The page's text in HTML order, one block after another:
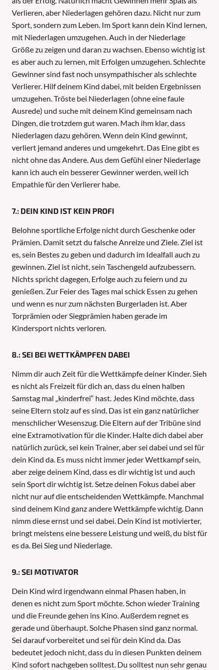
Verlieren, aber Niederlagen gehören dazu. Nicht nur zum
Sport, sondern zum Leben. Im Sport kann dein Kind lernen,
mit Niederlagen umzugehen. Auch in der Niederlage
Größe zu zeigen und daran zu wachsen. Ebenso wichtig ist
es aber auch zu lernen, mit Erfolgen umzugehen. Schlechte
Gewinner sind fast noch unsympathischer als schlechte
Verlierer. Hilf deinem Kind dabei, mit beiden Ergebnissen
umzugehen. Tröste bei Niederlagen (ohne eine faule
Ausrede) und suche mit deinem Kind gemeinsam nach
Dingen, die trotzdem gut waren. Mach ihm klar, dass
Niederlagen dazu gehören. Wenn dein Kind gewinnt,
verliert jemand anderes und umgekehrt. Das Eine gibt es
nicht ohne das Andere. Aus dem Gefühl einer Niederlage
kann ich auch ein besserer Gewinner werden, weil ich
Empathie für den Verlierer habe.
7.: DEIN KIND IST KEIN PROFI
Belohne sportliche Erfolge nicht durch Geschenke oder
Prämien. Damit setzt du falsche Anreize und Ziele. Ziel ist
es, sein Bestes zu geben und dadurch im Idealfall auch zu
gewinnen. Ziel ist nicht, sein Taschengeld aufzubessern.
Nichts spricht dagegen, Erfolge auch zu feiern und zu
genießen. Zur Feier des Tages mal schick Essen zu gehen
und wenn es nur zum nächsten Burgerladen ist. Aber
Torprämien oder Siegprämien haben gerade im
Kindersport nichts verloren.
8.: SEI BEI WETTKÄMPFEN DABEI
Nimm dir auch Zeit für die Wettkämpfe deiner Kinder. Sieh
es nicht als Freizeit für dich an, dass du einen halben
Samstag mal „kinderfrei“ hast. Jedes Kind möchte, dass
seine Eltern stolz auf es sind. Das ist ein ganz natürlicher
menschlicher Wesenszug. Die Eltern auf der Tribüne sind
eine Extramotivation für die Kinder. Halte dich dabei aber
natürlich zurück, sei kein Trainer, aber sei dabei und sei für
dein Kind da. Es muss nicht immer jeder Wettkampf sein,
aber zeige deinem Kind, dass es dir wichtig ist und auch
sein Sport dir wichtig ist. Setze deinen Fokus dabei aber
nicht nur auf die entscheidenden Wettkämpfe. Manchmal
sind deinem Kind ganz andere Wettkämpfe wichtig. Dann
nimm diese ernst und sei dabei. Dein Kind ist motivierter,
bringt meistens eine bessere Leistung und weiß, du bist für
es da. Bei Sieg und Niederlage.
9.: SEI MOTIVATOR
Dein Kind wird irgendwann einmal Phasen haben, in
denen es nicht zum Sport möchte. Schon wieder Training
und die Freunde gehen ins Kino. Außerdem regnet es
gerade und überhaupt. Solche Phasen sind ganz normal.
Sei darauf vorbereitet und sei für dein Kind da. Das
bedeutet jedoch nicht, dass du in diesen Punkten deinem
Kind sofort nachgeben solltest. Du solltest nun sehr genau